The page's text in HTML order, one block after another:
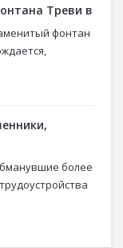
Треви в
фонтан
более